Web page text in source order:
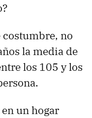
costumbre, no
la media de
los 105 y los
un hogar